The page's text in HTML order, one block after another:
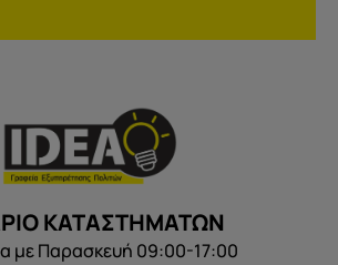
ΚΑΤΑΣΤΗΜΑΤΩΝ
με Παρασκευή 09:00-17:00